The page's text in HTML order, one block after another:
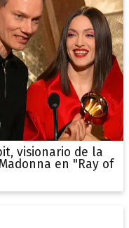
visionario de la
en "Ray of